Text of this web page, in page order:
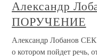
Александр
ПОРУЧЕНИЕ
Александр Лобанов
о котором пойдет речь,